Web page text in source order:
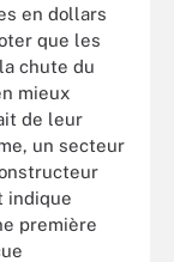
en dollars
que les
chute du
mieux
de leur
un secteur
indique
première